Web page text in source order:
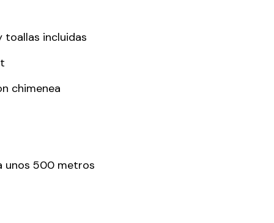
toallas incluidas
chimenea
unos 500 metros